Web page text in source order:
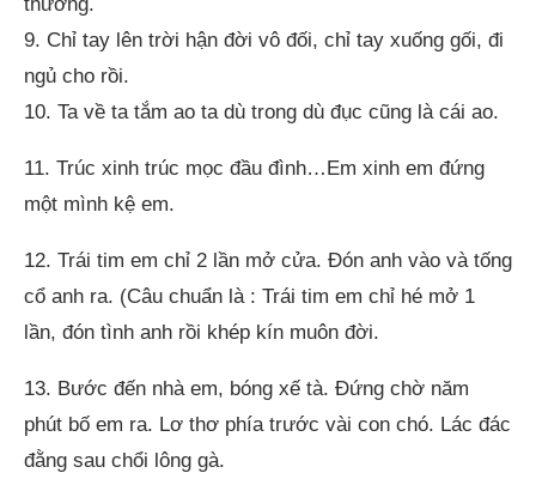
9. Chỉ tay lên trời hận đời vô đối, chỉ tay xuống gối, đi
ngủ cho rồi.
10. Ta về ta tắm ao ta dù trong dù đục cũng là cái ao.
11. Trúc xinh trúc mọc đầu đình…Em xinh em đứng
một mình kệ em.
12. Trái tim em chỉ 2 lần mở cửa. Đón anh vào và tống
cổ anh ra. (Câu chuẩn là : Trái tim em chỉ hé mở 1
lần, đón tình anh rồi khép kín muôn đời.
13. Bước đến nhà em, bóng xế tà. Đứng chờ năm
phút bố em ra. Lơ thơ phía trước vài con chó. Lác đác
đằng sau chổi lông gà.